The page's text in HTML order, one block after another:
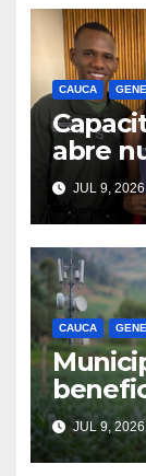
CAUCA
abre
para
JUL 9, 2026
CAUCA
uso de
para
JUL 9, 2026